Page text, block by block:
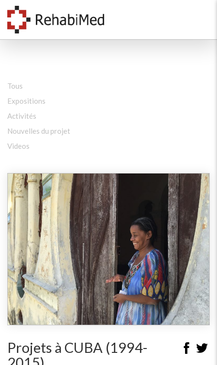
Tous
Expositions
Activités
Nouvelles du projet
Videos
Projets à CUBA (1994-